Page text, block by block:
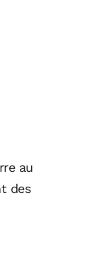
au
des